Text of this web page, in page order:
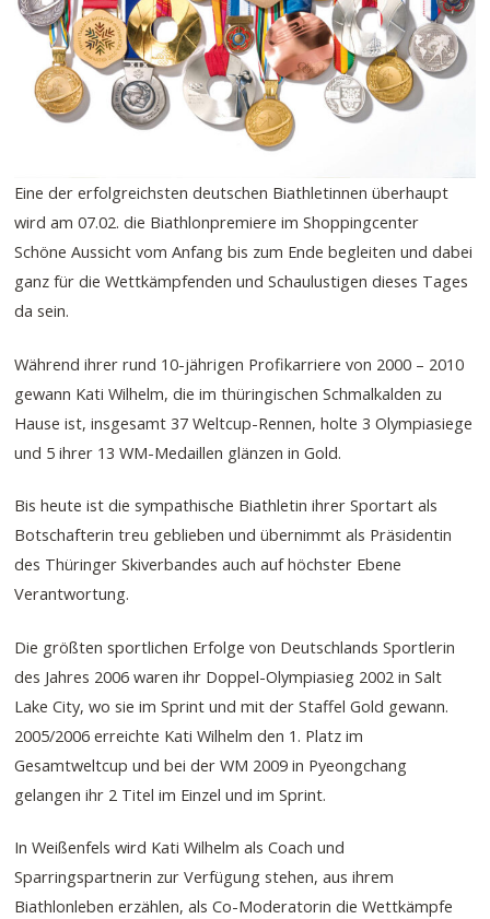
Eine der erfolgreichsten deutschen Biathletinnen überhaupt
wird am 07.02. die Biathlonpremiere im Shoppingcenter
Schöne Aussicht vom Anfang bis zum Ende begleiten und dabei
ganz für die Wettkämpfenden und Schaulustigen dieses Tages
da sein.
Während ihrer rund 10-jährigen Profikarriere von 2000 – 2010
gewann Kati Wilhelm, die im thüringischen Schmalkalden zu
Hause ist, insgesamt 37 Weltcup-Rennen, holte 3 Olympiasiege
und 5 ihrer 13 WM-Medaillen glänzen in Gold.
Bis heute ist die sympathische Biathletin ihrer Sportart als
Botschafterin treu geblieben und übernimmt als Präsidentin
des Thüringer Skiverbandes auch auf höchster Ebene
Verantwortung.
Die größten sportlichen Erfolge von Deutschlands Sportlerin
des Jahres 2006 waren ihr Doppel-Olympiasieg 2002 in Salt
Lake City, wo sie im Sprint und mit der Staffel Gold gewann.
2005/2006 erreichte Kati Wilhelm den 1. Platz im
Gesamtweltcup und bei der WM 2009 in Pyeongchang
gelangen ihr 2 Titel im Einzel und im Sprint.
In Weißenfels wird Kati Wilhelm als Coach und
Sparringspartnerin zur Verfügung stehen, aus ihrem
Biathlonleben erzählen, als Co-Moderatorin die Wettkämpfe